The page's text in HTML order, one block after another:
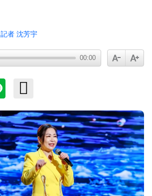
5男星爆死訊！騎單車離家失聯 陳
記者 沈芳宇
00:00